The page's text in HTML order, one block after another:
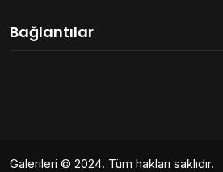
Bağlantılar
Galerileri © 2024. Tüm hakları saklıdır.